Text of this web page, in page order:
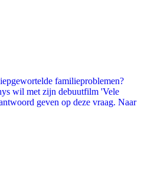
familieproblemen?
wil met zijn debuutfilm 'Vele
geven op deze vraag. Naar